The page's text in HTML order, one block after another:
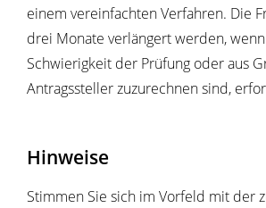
einem vereinfachten Verfahren. Die
drei Monate verlängert werden,
Schwierigkeit der Prüfung oder aus
Antragssteller zuzurechnen sind,
Hinweise
Stimmen Sie sich im Vorfeld mit der